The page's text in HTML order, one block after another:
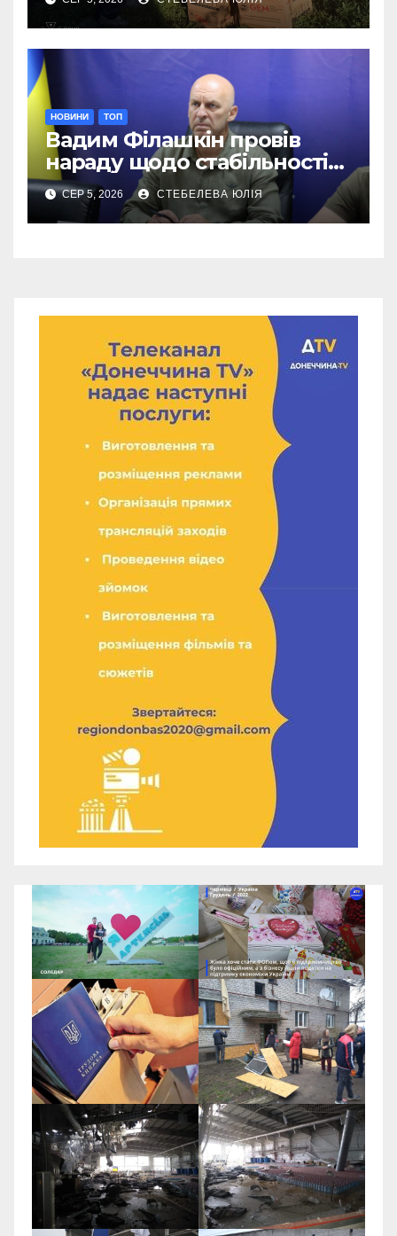
НОВИНИ ТОП
Вадим Філашкін провів
нараду щодо стабільності
мобільного зв’язку
СЕР 5, 2026 СТЕБЕЛЕВА ЮЛІЯ